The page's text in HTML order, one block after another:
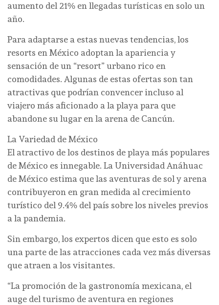
aumento del 21% en llegadas turísticas en solo un
año.
Para adaptarse a estas nuevas tendencias, los
resorts en México adoptan la apariencia y
sensación de un “resort” urbano rico en
comodidades. Algunas de estas ofertas son tan
atractivas que podrían convencer incluso al
viajero más aficionado a la playa para que
abandone su lugar en la arena de Cancún.
La Variedad de México
El atractivo de los destinos de playa más populares
de México es innegable. La Universidad Anáhuac
de México estima que las aventuras de sol y arena
contribuyeron en gran medida al crecimiento
turístico del 9.4% del país sobre los niveles previos
a la pandemia.
Sin embargo, los expertos dicen que esto es solo
una parte de las atracciones cada vez más diversas
que atraen a los visitantes.
“La promoción de la gastronomía mexicana, el
auge del turismo de aventura en regiones